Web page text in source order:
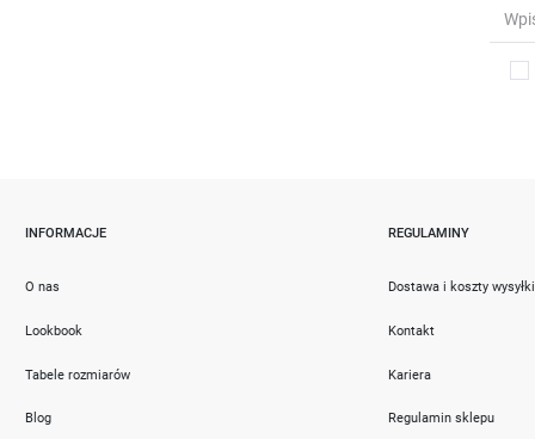
INFORMACJE
O nas
Lookbook
Tabele rozmiarów
Blog
REGULAMINY
Dostawa i koszty wysyłki
Kontakt
Kariera
Regulamin sklepu